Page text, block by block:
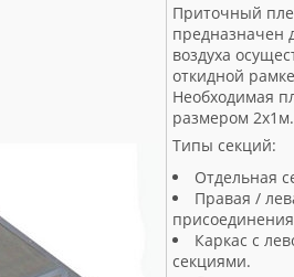
Приточный
предназначен
воздуха
откидной
Необходимая
размером 2х1м.
Типы секций:
Отдельная
Правая /
Каркас с
секциями.